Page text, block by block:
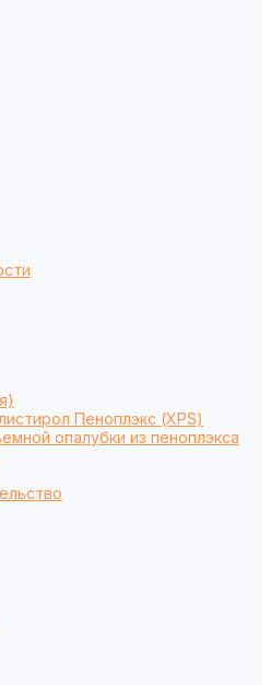
Пеноплэкс (XPS)
опалубки из пеноплэкса